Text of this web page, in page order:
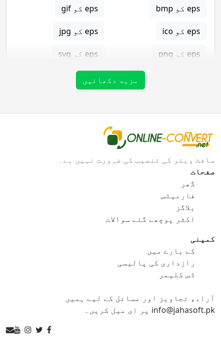
eps کو bmp eps کو gif
eps کو ico eps کو jpg
eps کو png eps کو svg
gif کنورٹر
gif کو bmp
gif کو ico
gif کو png
gif کو tga
ico کو bmp
ico کو gif ico کو jpg
مزید دکھائیں
سافٹ ویئر کی تنصیب کی ضرورت نہیں ہے۔
صفحات
گھر
فارمیٹس
بلاگز
اکثر پوچھے گئے سوالات
کمپنی
کے بارے میں
رازداری کی پالیسی
ڈس کلیمر
آراء، تجاویز اور مسائل کے لیے ہمیں
info@jahasoft.pk پر ای میل کریں۔